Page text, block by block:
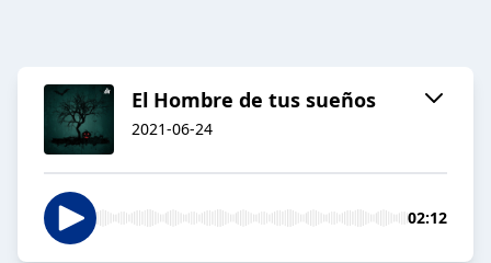
El Hombre de tus sueños
2021-06-24
02:12